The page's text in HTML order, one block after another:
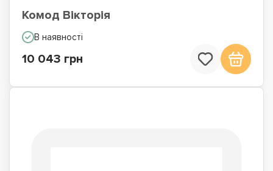
Комод Вікторія
В наявності
10 043 грн